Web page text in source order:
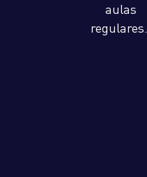
aulas
regulares.